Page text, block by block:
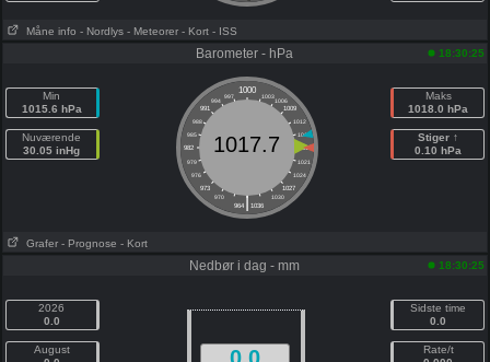
Måne info - Nordlys - Meteorer - Kort - ISS
Barometer - hPa 18:30:25
Min
1015.6 hPa
Nuværende
30.05 inHg
1000
997 1003
994
1006
991
1009
988
1012
985
1015
982
1018
979
1021
976
1024
973
1027
970
1030
|
964 1036
1017.7
Maks
1018.0 hPa
Stiger ↑
0.10 hPa
Grafer - Prognose - Kort
Nedbør i dag - mm 18:30:25
2026
0.0
August
Sidste time
0.0
Rate/t